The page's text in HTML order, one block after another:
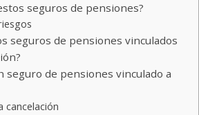
seguros de pensiones?
seguros de pensiones vinculados
seguro de pensiones vinculado a
cancelación